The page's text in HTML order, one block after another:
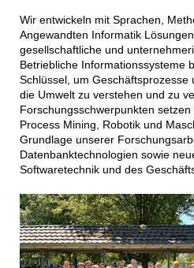
Wir entwickeln mit Sprachen,
Angewandten Informatik
gesellschaftliche und
Betriebliche Informationssysteme
Schlüssel, um Geschäftsprozesse
die Umwelt zu verstehen und zu
Forschungsschwerpunkten
Process Mining, Robotik und
Grundlage unserer
Datenbanktechnologien sowie
Softwaretechnik und des